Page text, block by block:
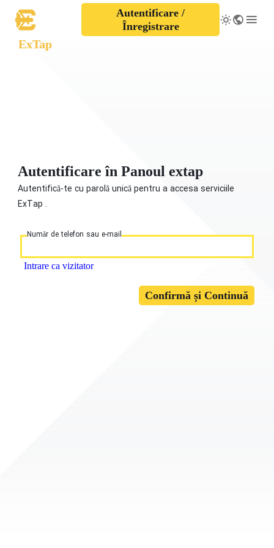
ExTap
Autentificare /
Înregistrare
Autentificare în Panoul extap
Autentifică-te cu parolă unică pentru a accesa serviciile
ExTap .
Număr de telefon sau e-mail
Intrare ca vizitator
Confirmă și Continuă